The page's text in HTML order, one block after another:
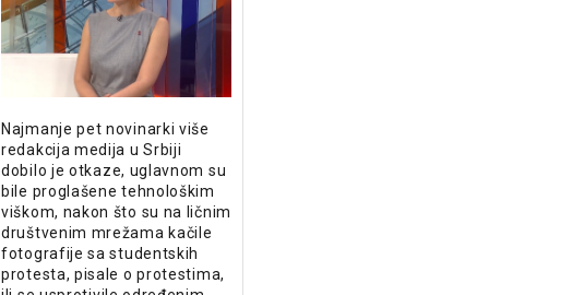
Najmanje pet novinarki više
redakcija medija u Srbiji
dobilo je otkaze, uglavnom su
bile proglašene tehnološkim
viškom, nakon što su na ličnim
društvenim mrežama kačile
fotografije sa studentskih
protesta, pisale o protestima,